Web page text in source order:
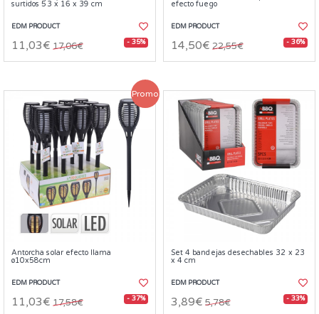
surtidos 53 x 16 x 39 cm
EDM PRODUCT
11,03€ 17,06€ - 35%
efecto fuego
EDM PRODUCT
14,50€ 22,55€ - 36%
Promo
Antorcha solar efecto llama
ø10x58cm
EDM PRODUCT
11,03€ 17,58€ - 37%
Set 4 bandejas desechables 32 x 23
x 4 cm
EDM PRODUCT
3,89€ 5,78€ - 33%